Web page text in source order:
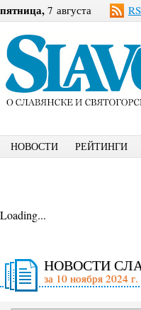
пятница, 7 августа
НОВОСТИ РЕЙТИНГИ
Loading...
НОВОСТИ
за 10 ноября 2024 г.